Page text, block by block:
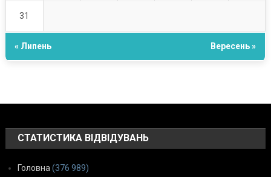
31
« Липень Вересень »
СТАТИСТИКА ВІДВІДУВАНЬ
Головна (376 989)